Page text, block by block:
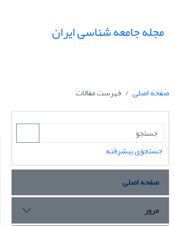
مجله جامعه شناسی ایران
صفحه اصلی
فهرست مقالات
جستجوی پیشرفته
صفحه اصلی
مرور